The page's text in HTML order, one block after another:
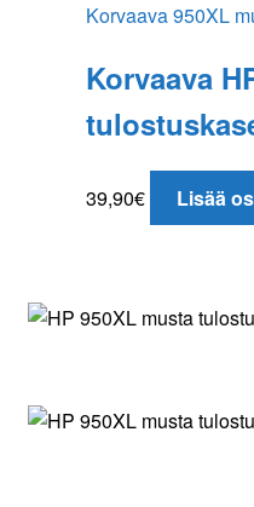
Korvaava 950XL
Korvaava
39,90€ Lisää